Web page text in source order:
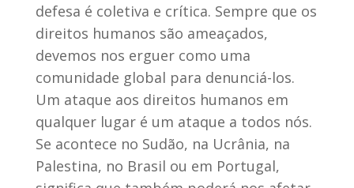
defesa é coletiva e crítica. Sempre que os
direitos humanos são ameaçados,
devemos nos erguer como uma
comunidade global para denunciá-los.
Um ataque aos direitos humanos em
qualquer lugar é um ataque a todos nós.
Se acontece no Sudão, na Ucrânia, na
Palestina, no Brasil ou em Portugal,